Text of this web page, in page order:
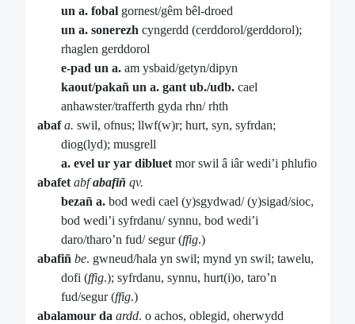
un a. fobal gornest/gêm bêl-droed
un a. sonerezh cyngerdd (cerddorol/gerddorol);
rhaglen gerddorol
e-pad un a. am ysbaid/getyn/dipyn
kaout/pakañ un a. gant ub./udb. cael
anhawster/trafferth gyda rhn/ rhth
abaf a. swil, ofnus; llwf(w)r; hurt, syn, syfrdan;
diog(lyd); musgrell
a. evel ur yar dibluet mor swil â iâr wedi’i phlufio
abafet abfabafiñ qv.
bezañ a. bod wedi cael (y)sgydwad/ (y)sigad/sioc,
bod wedi’i syfrdanu/ synnu, bod wedi’i
daro/tharo’n fud/ segur (ffig.)
abafiñ be. gwneud/hala yn swil; mynd yn swil; tawelu,
dofi (ffig.); syfrdanu, synnu, hurt(i)o, taro’n
fud/segur (ffig.)
abalamour da ardd. o achos, oblegid, oherwydd